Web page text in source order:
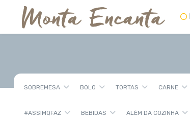
SOBREMESA BOLO TORTAS CARNE
#ASSIMQFAZ BEBIDAS ALÉM DA COZINHA